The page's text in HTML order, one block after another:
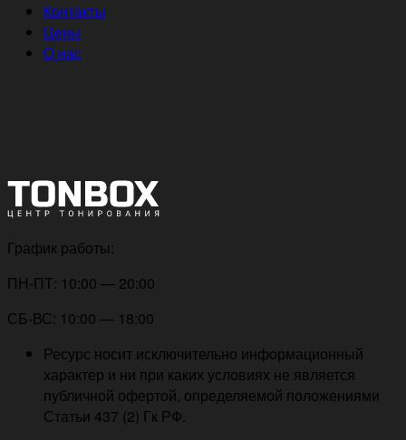
Контакты
Цены
О нас
График работы:
ПН-ПТ: 10:00 — 20:00
СБ-ВС: 10:00 — 18:00
Ресурс носит исключительно информационный
характер и ни при каких условиях не является
публичной офертой, определяемой положениями
Статьи 437 (2) Гк РФ.